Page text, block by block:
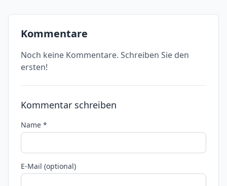
Kommentare
Noch keine Kommentare. Schreiben Sie den
ersten!
Kommentar schreiben
Name *
E-Mail (optional)